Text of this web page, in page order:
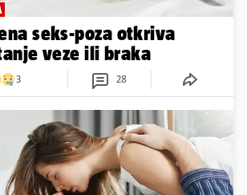
seks-poza otkriva
veze ili braka
3 28